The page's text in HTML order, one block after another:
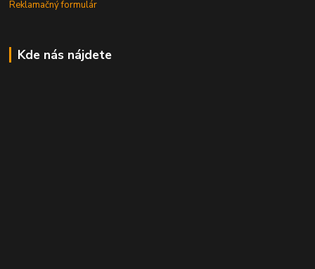
Reklamačný formulár
Kde nás nájdete